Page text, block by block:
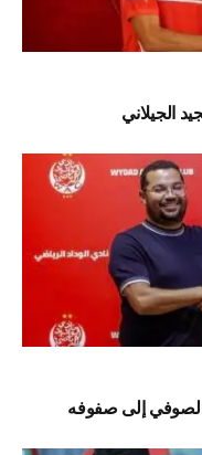
الجيلاني
الصوفي إلى صفوفه